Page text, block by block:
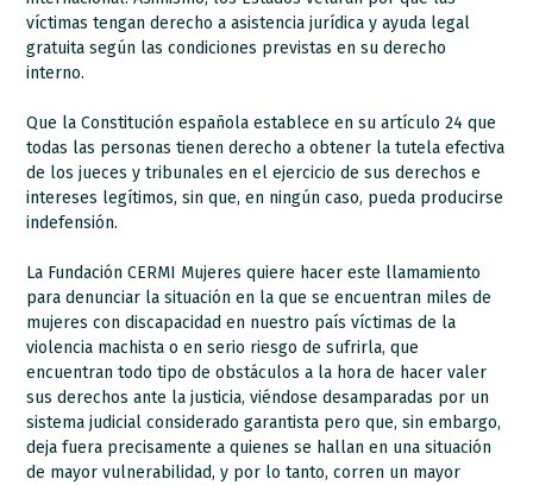
víctimas tengan derecho a asistencia jurídica y ayuda legal
gratuita según las condiciones previstas en su derecho
interno.
Que la Constitución española establece en su artículo 24 que
todas las personas tienen derecho a obtener la tutela efectiva
de los jueces y tribunales en el ejercicio de sus derechos e
intereses legítimos, sin que, en ningún caso, pueda producirse
indefensión.
La Fundación CERMI Mujeres quiere hacer este llamamiento
para denunciar la situación en la que se encuentran miles de
mujeres con discapacidad en nuestro país víctimas de la
violencia machista o en serio riesgo de sufrirla, que
encuentran todo tipo de obstáculos a la hora de hacer valer
sus derechos ante la justicia, viéndose desamparadas por un
sistema judicial considerado garantista pero que, sin embargo,
deja fuera precisamente a quienes se hallan en una situación
de mayor vulnerabilidad, y por lo tanto, corren un mayor